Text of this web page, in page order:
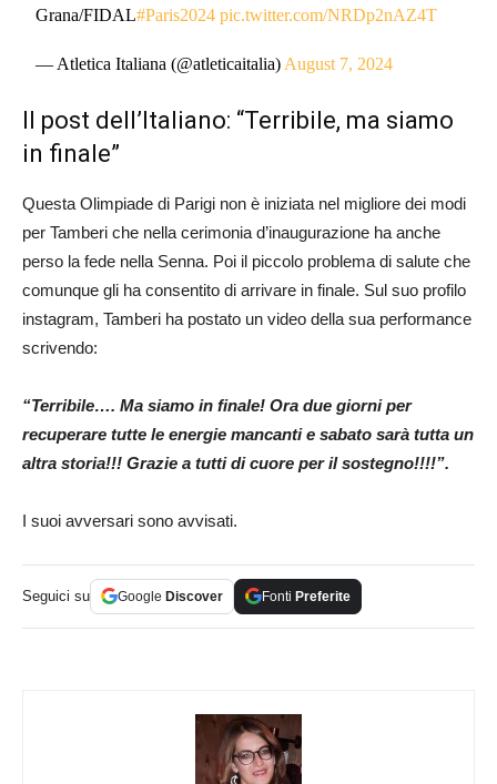
Grana/FIDAL#Paris2024 pic.twitter.com/NRDp2nAZ4T
— Atletica Italiana (@atleticaitalia) August 7, 2024
Il post dell’Italiano: “Terribile, ma siamo
in finale”
Questa Olimpiade di Parigi non è iniziata nel migliore dei modi
per Tamberi che nella cerimonia d’inaugurazione ha anche
perso la fede nella Senna. Poi il piccolo problema di salute che
comunque gli ha consentito di arrivare in finale. Sul suo profilo
instagram, Tamberi ha postato un video della sua performance
scrivendo:
“Terribile…. Ma siamo in finale! Ora due giorni per
recuperare tutte le energie mancanti e sabato sarà tutta un
altra storia!!! Grazie a tutti di cuore per il sostegno!!!!”.
I suoi avversari sono avvisati.
Seguici su Google Discover Fonti Preferite